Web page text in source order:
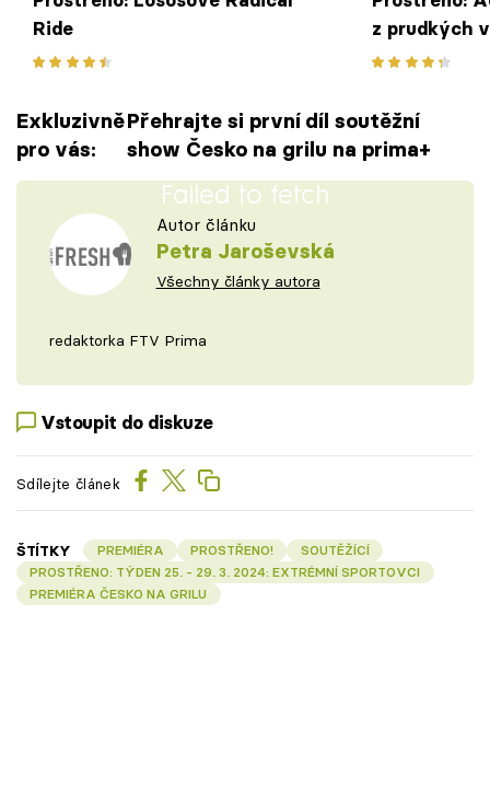
Ride
z prudkých
Exkluzivně
pro vás:
Přehrajte si první díl soutěžní
show Česko na grilu na prima+
Failed to fetch
Autor článku
Petra Jaroševská
Všechny články autora
redaktorka FTV Prima
Vstoupit do diskuze
Sdílejte článek
ŠTÍTKY PREMIÉRA PROSTŘENO!
SOUTĚŽÍCÍ
PROSTŘENO: TÝDEN 25. - 29. 3. 2024: EXTRÉMNÍ SPORTOVCI
PREMIÉRA ČESKO NA GRILU